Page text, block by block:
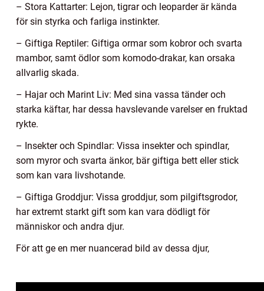
– Stora Kattarter: Lejon, tigrar och leoparder är kända
för sin styrka och farliga instinkter.
– Giftiga Reptiler: Giftiga ormar som kobror och svarta
mambor, samt ödlor som komodo-drakar, kan orsaka
allvarlig skada.
– Hajar och Marint Liv: Med sina vassa tänder och
starka käftar, har dessa havslevande varelser en fruktad
rykte.
– Insekter och Spindlar: Vissa insekter och spindlar,
som myror och svarta änkor, bär giftiga bett eller stick
som kan vara livshotande.
– Giftiga Groddjur: Vissa groddjur, som pilgiftsgrodor,
har extremt starkt gift som kan vara dödligt för
människor och andra djur.
För att ge en mer nuancerad bild av dessa djur,